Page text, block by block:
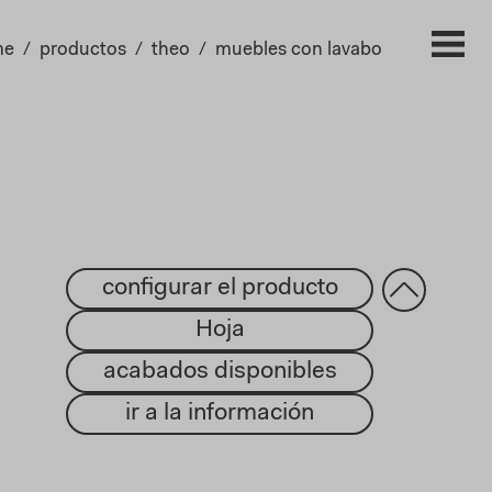
productos theo muebles con lavabo
configurar el producto
Hoja
acabados disponibles
ir a la información